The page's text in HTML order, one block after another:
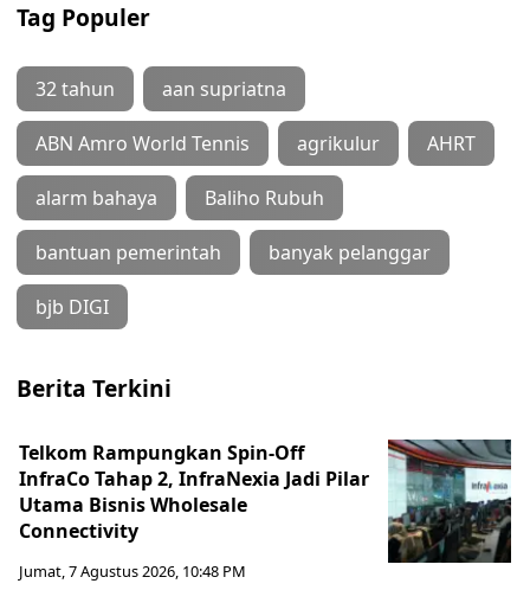
Tag Populer
32 tahun aan supriatna
ABN Amro World Tennis agrikulur AHRT
alarm bahaya Baliho Rubuh
bantuan pemerintah banyak pelanggar
bjb DIGI
Berita Terkini
Telkom Rampungkan Spin-Off
InfraCo Tahap 2, InfraNexia Jadi Pilar
Utama Bisnis Wholesale
Connectivity
Jumat, 7 Agustus 2026, 10:48 PM